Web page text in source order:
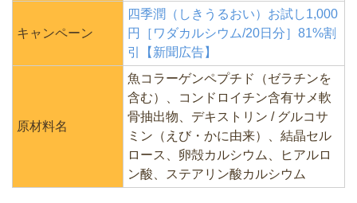
キャンペーン
四季潤（しきうるおい）お試し1,000
円［ワダカルシウム/20日分］81%割
引【新聞広告】
原材料名
魚コラーゲンペプチド（ゼラチンを
含む）、コンドロイチン含有サメ軟
骨抽出物、デキストリン / グルコサ
ミン（えび・かに由来）、結晶セル
ロース、卵殻カルシウム、ヒアルロ
ン酸、ステアリン酸カルシウム